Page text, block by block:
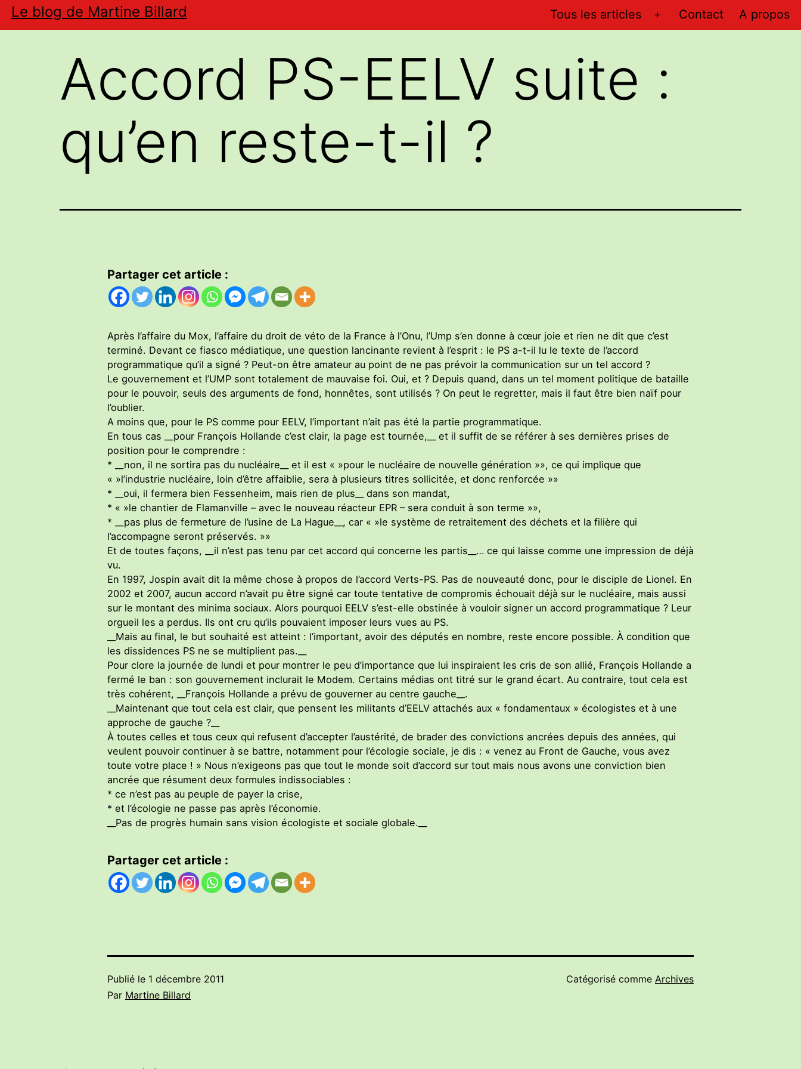
Aller
au
Le blog de Martine Billard Tous les articles
Ouvrir
Contact A propos
Accord PS-EELV suite :
qu’en reste-t-il ?
Partager cet article :
Après l’affaire du Mox, l’affaire du droit de véto de la France à l’Onu, l’Ump s’en donne à cœur joie et rien ne dit que c’est
terminé. Devant ce fiasco médiatique, une question lancinante revient à l’esprit : le PS a-t-il lu le texte de l’accord
programmatique qu’il a signé ? Peut-on être amateur au point de ne pas prévoir la communication sur un tel accord ?
Le gouvernement et l’UMP sont totalement de mauvaise foi. Oui, et ? Depuis quand, dans un tel moment politique de bataille
pour le pouvoir, seuls des arguments de fond, honnêtes, sont utilisés ? On peut le regretter, mais il faut être bien naïf pour
l’oublier.
A moins que, pour le PS comme pour EELV, l’important n’ait pas été la partie programmatique.
En tous cas __pour François Hollande c’est clair, la page est tournée,__ et il suffit de se référer à ses dernières prises de
position pour le comprendre :
* __non, il ne sortira pas du nucléaire__ et il est « »pour le nucléaire de nouvelle génération »», ce qui implique que
« »l’industrie nucléaire, loin d’être affaiblie, sera à plusieurs titres sollicitée, et donc renforcée »»
* __oui, il fermera bien Fessenheim, mais rien de plus__ dans son mandat,
* « »le chantier de Flamanville – avec le nouveau réacteur EPR – sera conduit à son terme »»,
* __pas plus de fermeture de l’usine de La Hague__, car « »le système de retraitement des déchets et la filière qui
l’accompagne seront préservés. »»
Et de toutes façons, __il n’est pas tenu par cet accord qui concerne les partis__… ce qui laisse comme une impression de déjà
vu.
En 1997, Jospin avait dit la même chose à propos de l’accord Verts-PS. Pas de nouveauté donc, pour le disciple de Lionel. En
2002 et 2007, aucun accord n’avait pu être signé car toute tentative de compromis échouait déjà sur le nucléaire, mais aussi
sur le montant des minima sociaux. Alors pourquoi EELV s’est-elle obstinée à vouloir signer un accord programmatique ? Leur
orgueil les a perdus. Ils ont cru qu’ils pouvaient imposer leurs vues au PS.
__Mais au final, le but souhaité est atteint : l’important, avoir des députés en nombre, reste encore possible. À condition que
les dissidences PS ne se multiplient pas.__
Pour clore la journée de lundi et pour montrer le peu d’importance que lui inspiraient les cris de son allié, François Hollande a
fermé le ban : son gouvernement inclurait le Modem. Certains médias ont titré sur le grand écart. Au contraire, tout cela est
très cohérent, __François Hollande a prévu de gouverner au centre gauche__.
__Maintenant que tout cela est clair, que pensent les militants d’EELV attachés aux « fondamentaux » écologistes et à une
approche de gauche ?__
À toutes celles et tous ceux qui refusent d’accepter l’austérité, de brader des convictions ancrées depuis des années, qui
veulent pouvoir continuer à se battre, notamment pour l’écologie sociale, je dis : « venez au Front de Gauche, vous avez
toute votre place ! » Nous n’exigeons pas que tout le monde soit d’accord sur tout mais nous avons une conviction bien
ancrée que résument deux formules indissociables :
* ce n’est pas au peuple de payer la crise,
* et l’écologie ne passe pas après l’économie.
__Pas de progrès humain sans vision écologiste et sociale globale.__
Partager cet article :
Publié le 1 décembre 2011
Par Martine Billard
Catégorisé comme Archives